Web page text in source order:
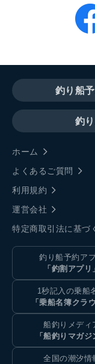
釣り船
釣
ホーム
よくあるご質問
利用規約
運営会社
特定商取引法に基づ
釣り船予約ア
「釣割アプリ
1秒記入の乗船
「乗船名簿クラ
船釣りメディ
「船釣りマガジ
全国の潮汐情